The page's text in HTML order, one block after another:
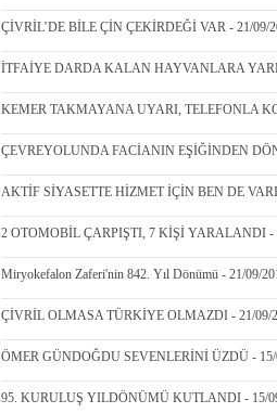
ÇİVRİL’DE BİLE ÇİN ÇEKİRDEĞİ VAR - 21/09/
İTFAİYE DARDA KALAN HAYVANLARA
KEMER TAKMAYANA UYARI, TELEFONLA
ÇEVREYOLUNDA FACİANIN EŞİĞİNDEN
AKTİF SİYASETTE HİZMET İÇİN BEN DE
2 OTOMOBİL ÇARPIŞTI, 7 KİŞİ YARALANDI -
Miryokefalon Zaferi'nin 842. Yıl Dönümü - 21/09/
ÇİVRİL OLMASA TÜRKİYE OLMAZDI - 21/09/
ÖMER GÜNDOĞDU SEVENLERİNİ ÜZDÜ - 15/
95. KURULUŞ YILDÖNÜMÜ KUTLANDI - 15/